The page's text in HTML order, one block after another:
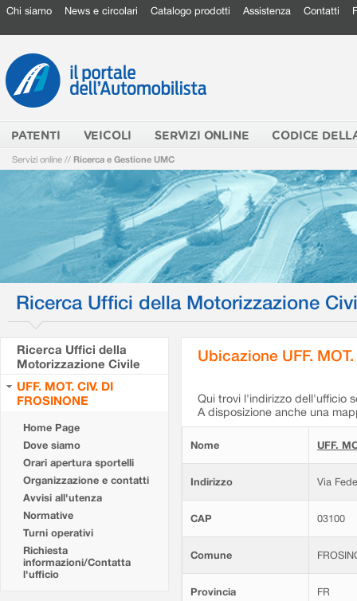
Chi siamo News e circolari Catalogo prodotti Assistenza Contatti
PATENTI VEICOLI SERVIZI ONLINE CODICE
Servizi online // Ricerca e Gestione UMC
Ricerca Uffici della Motorizzazione
Ricerca Uffici della
Motorizzazione Civile
UFF. MOT. CIV. DI
FROSINONE
Home Page
Dove siamo
Orari apertura sportelli
Organizzazione e contatti
Avvisi all'utenza
Normative
Turni operativi
Richiesta
informazioni/Contatta
l'ufficio
Ubicazione UFF.
Qui trovi l'indirizzo dell'ufficio
A disposizione anche una
Nome UFF.
Indirizzo Via
CAP 03100
Comune
Provincia FR